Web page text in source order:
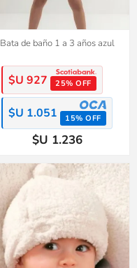
Bata de baño 1 a 3 años azul
$U 927 25% OFF
$U 1.051 15% OFF
$U 1.236